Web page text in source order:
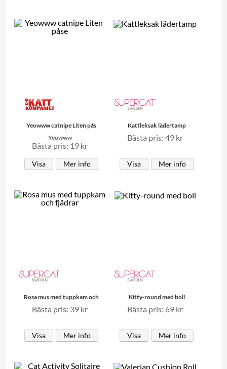
Yeowww catnipe Liten pås
Yeowww
Bästa pris: 19 kr
Visa Mer info
Kattleksak lädertamp
Bästa pris: 49 kr
Visa Mer info
Rosa mus med tuppkam och
Bästa pris: 39 kr
Visa Mer info
Kitty-round med boll
Bästa pris: 69 kr
Visa Mer info